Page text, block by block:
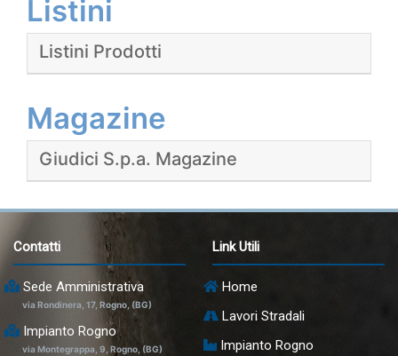
Listini
Listini Prodotti
Magazine
Giudici S.p.a. Magazine
Contatti
Sede Amministrativa
via Rondinera, 17, Rogno, (BG)
Impianto Rogno
via Montegrappa, 9, Rogno, (BG)
Link Utili
Home
Lavori Stradali
Impianto Rogno